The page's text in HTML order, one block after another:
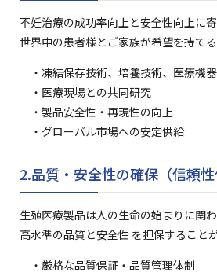
不妊治療の成功率向上と安全性向上に
世界中の患者様とご家族が希望を持てる
・凍結保存技術、培養技術、医療機
・医療現場との共同研究
・製品安全性・再現性の向上
・グローバル市場への安定供給
2.品質・安全性の確保（信頼性
生殖医療製品は人の生命の始まりに関
高水準の品質と安全性 を担保すること
・厳格な品質保証・品質管理体制